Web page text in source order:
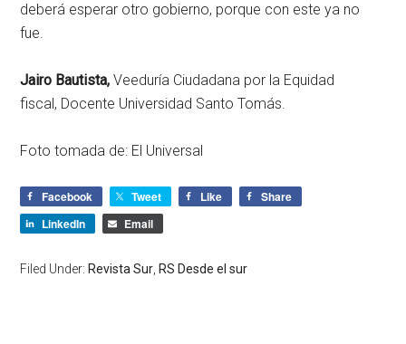
deberá esperar otro gobierno, porque con este ya no
fue.
Jairo Bautista,Veeduría Ciudadana por la Equidad
fiscal, Docente Universidad Santo Tomás.
Foto tomada de: El Universal
Facebook Tweet Like
Share
LinkedIn
Email
Filed Under: Revista Sur, RS Desde el sur